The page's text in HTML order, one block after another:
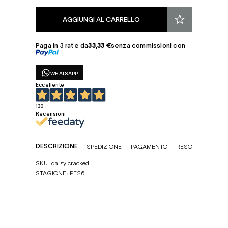
AGGIUNGI AL CARRELLO
Paga in 3 rate da33,33 €senza commissioni con
WHATSAPP
Eccellente
130
Recensioni
DESCRIZIONE SPEDIZIONE PAGAMENTO RESO
SKU: daisy cracked
STAGIONE: PE26